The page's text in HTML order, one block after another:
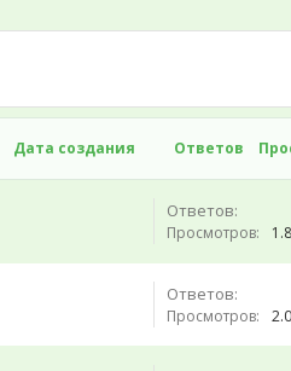
Дата создания Ответов
Ответов:
Просмотров:
Ответов:
Просмотров: